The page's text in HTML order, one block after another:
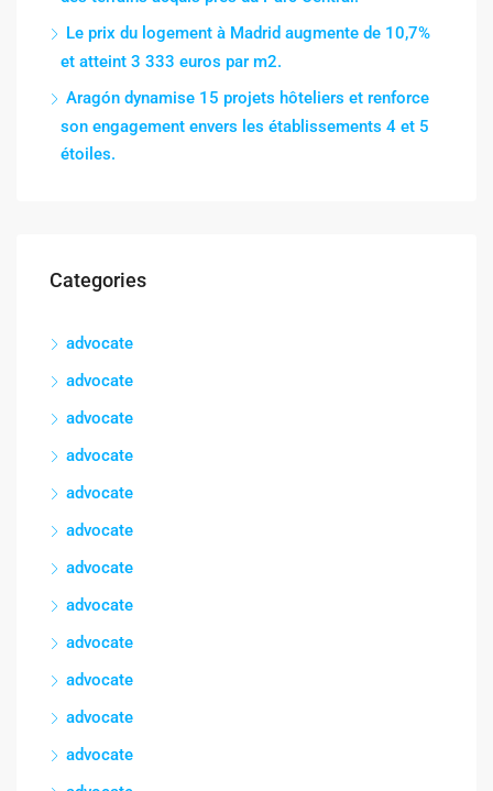
Le prix du logement à Madrid augmente de 10,7%
et atteint 3 333 euros par m2.
Aragón dynamise 15 projets hôteliers et renforce
son engagement envers les établissements 4 et 5
étoiles.
Categories
advocate
advocate
advocate
advocate
advocate
advocate
advocate
advocate
advocate
advocate
advocate
advocate